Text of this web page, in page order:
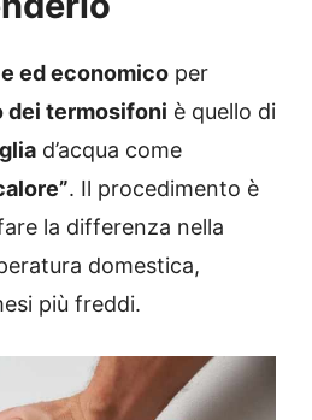
ed economico per
dei termosifoni è quello di
d’acqua come
. Il procedimento è
la differenza nella
domestica,
più freddi.